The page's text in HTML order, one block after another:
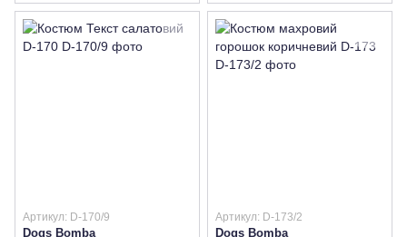
Артикул: D-170/9
Dogs Bomba
Артикул: D-173/2
Dogs Bomba